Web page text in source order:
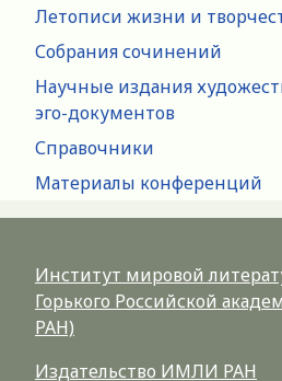
Летописи жизни и
Собрания сочинений
Научные издания
эго-документов
Справочники
Материалы конференций
Институт мировой
Горького Российской
РАН)
Издательство ИМЛИ РАН